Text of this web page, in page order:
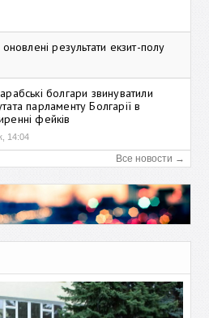
результати екзит-полу
болгари звинуватили
парламенту Болгарії в
фейків
14:04
Все новости →